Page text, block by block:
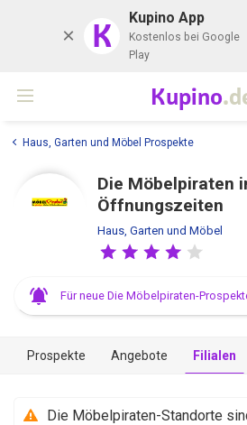
K Kupino App
Kostenlos bei Google
Play
Kupino
Haus, Garten und Möbel Prospekte
Die Möbelpiraten
Öffnungszeiten
Haus, Garten und Möbel
Für neue Die Möbelpiraten-
Prospekte Angebote Filialen
Die Möbelpiraten-Standorte